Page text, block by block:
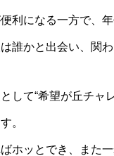
利になる一方で、
誰かと出会い、関
して“希望が丘チャ
。
ホッとでき、また一